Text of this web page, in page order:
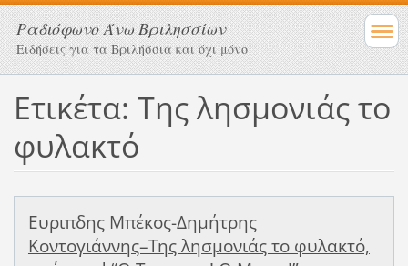
Ραδιόφωνο Άνω Βριλησσίων
Ειδήσεις για τα Βριλήσσια και όχι μόνο
Ετικέτα: Της λησμονιάς το
φυλακτό
Ευριπδης Μπέκος-Δημήτρης
Κοντογιάννης–Της λησμονιάς το φυλακτό,